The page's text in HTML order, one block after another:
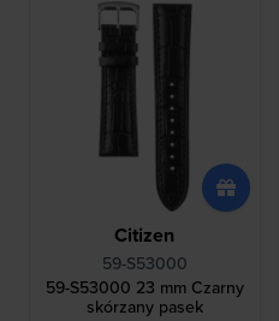
Citizen
59-S53000
59-S53000 23 mm Czarny
skórzany pasek